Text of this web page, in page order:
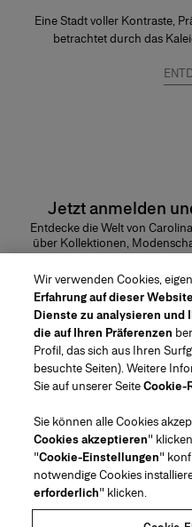
Eine Stadt voller Kontraste,
betrachtet durch das
Jetzt anmelden
Entdecke die Welt von
über Kollektionen,
und
E-Mail-Adresse
Kundendienst
Geschäft finden
FAQs
Über uns
House of Herrera
Wir verwenden Cookies,
Erfahrung auf dieser
Dienste zu analysieren und
die auf Ihren Präferenzen
Profil, das sich aus Ihren
besuchte Seiten). Weitere
Sie auf unserer SeiteCookie-
Sie können alle Cookies
Cookies akzeptieren"
"Cookie-Einstellungen"
notwendige Cookies
erforderlich" klicken.